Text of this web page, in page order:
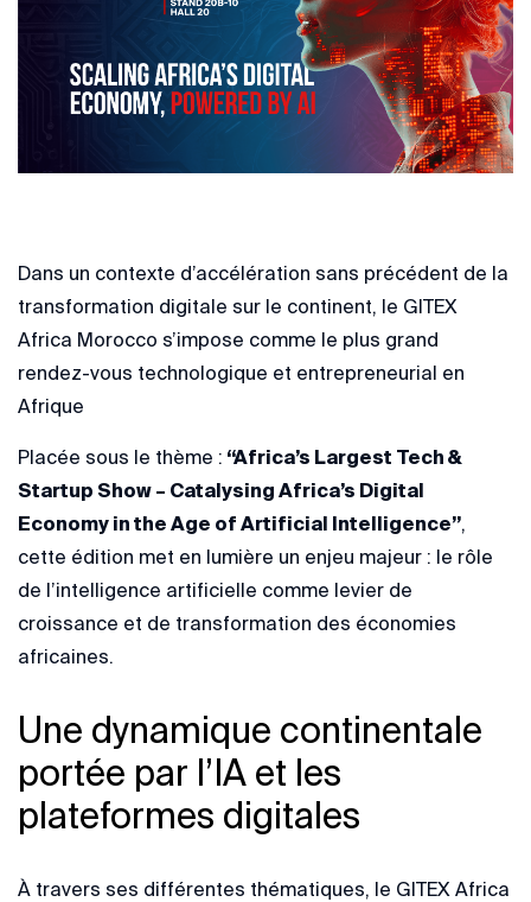
Dans un contexte d’accélération sans précédent de la
transformation digitale sur le continent, le GITEX
Africa Morocco s’impose comme le plus grand
rendez-vous technologique et entrepreneurial en
Afrique
Placée sous le thème : “Africa’s Largest Tech &
Startup Show – Catalysing Africa’s Digital
Economy in the Age of Artificial Intelligence”,
cette édition met en lumière un enjeu majeur : le rôle
de l’intelligence artificielle comme levier de
croissance et de transformation des économies
africaines.
Une dynamique continentale
portée par l’IA et les
plateformes digitales
À travers ses différentes thématiques, le GITEX Africa